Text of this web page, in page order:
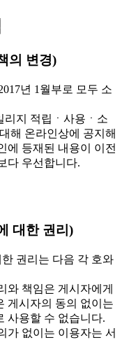
의 변경)
년 1월부로 모두 소
지 적립ㆍ사용ㆍ소
해 온라인상에 공지해
에 등재된 내용이 이전
다 우선합니다.
대한 권리)
권리는 다음 각 호와
책임은 게시자에게
게시자의 동의 없이는
사용할 수 없습니다.
없이는 이용자는 서